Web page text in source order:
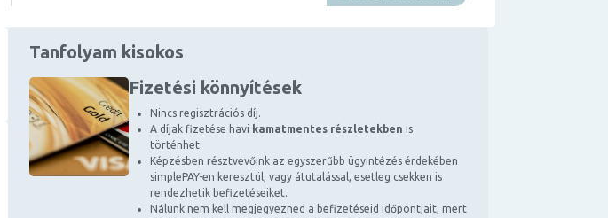
Tanfolyam kisokos
Fizetési könnyítések
Nincs regisztrációs díj.
A díjak fizetése havi kamatmentes részletekben is
történhet.
Képzésben résztvevőink az egyszerűbb ügyintézés érdekében
simplePAY-en keresztül, vagy átutalással, esetleg csekken is
rendezhetik befizetéseiket.
Nálunk nem kell megjegyezned a befizetéseid időpontjait, mert